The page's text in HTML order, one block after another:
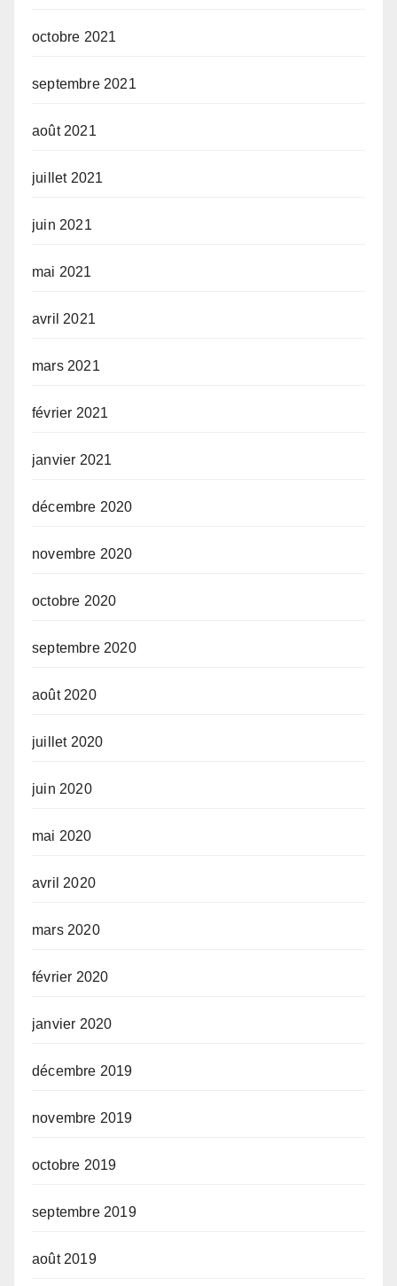
octobre 2021
septembre 2021
août 2021
juillet 2021
juin 2021
mai 2021
avril 2021
mars 2021
février 2021
janvier 2021
décembre 2020
novembre 2020
octobre 2020
septembre 2020
août 2020
juillet 2020
juin 2020
mai 2020
avril 2020
mars 2020
février 2020
janvier 2020
décembre 2019
novembre 2019
octobre 2019
septembre 2019
août 2019